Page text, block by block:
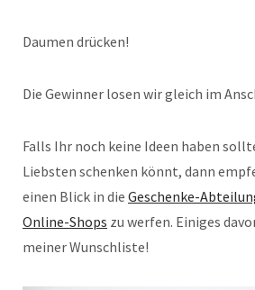
Daumen drücken!
Die Gewinner losen wir gleich im
Falls Ihr noch keine Ideen haben
Liebsten schenken könnt, dann
einen Blick in die Geschenke-
Online-Shops zu werfen. Einiges
meiner Wunschliste!